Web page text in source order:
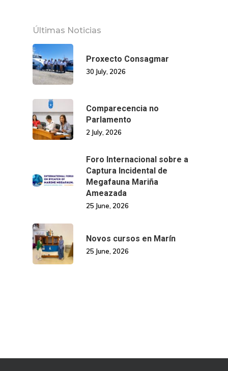
Últimas Noticias
Proxecto Consagmar
30 July, 2026
Comparecencia no
Parlamento
2 July, 2026
Foro Internacional sobre a
Captura Incidental de
Megafauna Mariña
Ameazada
25 June, 2026
Novos cursos en Marín
25 June, 2026